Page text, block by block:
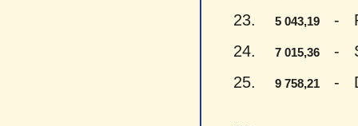
23.
5 043,19
-
24.
7 015,36
-
25.
9 758,21 -